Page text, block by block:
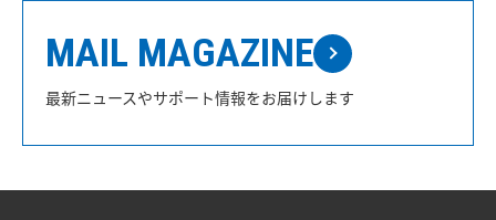
MAIL MAGAZINE
最新ニュースやサポート情報をお届けします